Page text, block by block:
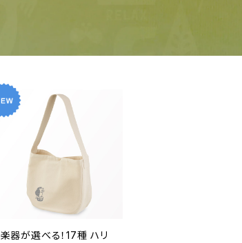
楽器が選べる！17種 ハリ